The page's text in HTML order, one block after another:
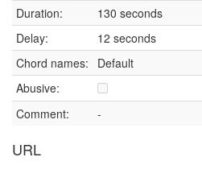
Duration:
130 seconds
Delay:
12 seconds
Chord names:
Default
Abusive:
Comment:
-
URL